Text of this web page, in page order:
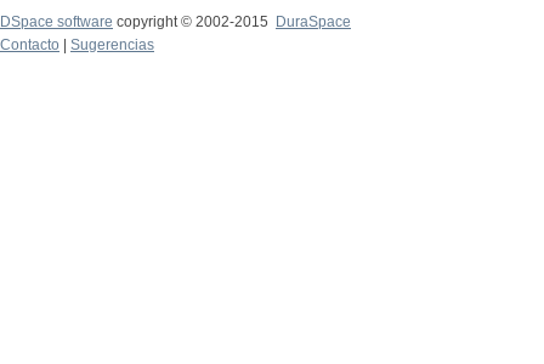
DSpace software copyright © 2002-2015
DuraSpace
Contacto
Sugerencias